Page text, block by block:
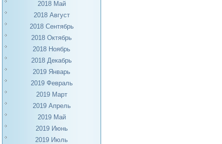
2018 Май
2018 Август
2018 Сентябрь
2018 Октябрь
2018 Ноябрь
2018 Декабрь
2019 Январь
2019 Февраль
2019 Март
2019 Апрель
2019 Май
2019 Июнь
2019 Июль